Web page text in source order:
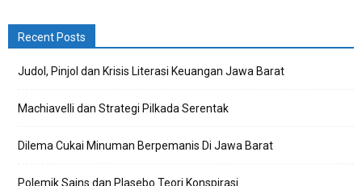
Recent Posts
Judol, Pinjol dan Krisis Literasi Keuangan Jawa Barat
Machiavelli dan Strategi Pilkada Serentak
Dilema Cukai Minuman Berpemanis Di Jawa Barat
Polemik Sains dan Plasebo Teori Konspirasi